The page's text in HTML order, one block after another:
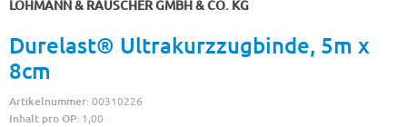
LOHMANN & RAUSCHER GMBH & CO. KG
Durelast® Ultrakurzzugbinde, 5m x
8cm
Artikelnummer:00310226
Inhalt pro OP: 1,00